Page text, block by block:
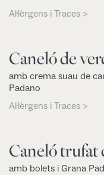
Al·lèrgens i Traces >
Caneló de
amb crema suau de
Padano
Al·lèrgens i Traces >
Caneló trufat
amb bolets i Grana